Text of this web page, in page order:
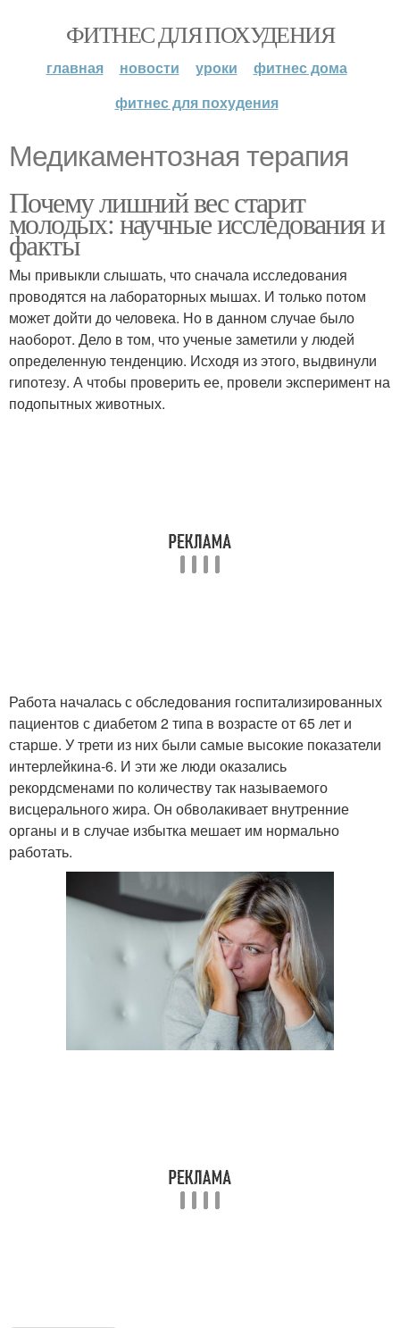
ФИТНЕС ДЛЯ ПОХУДЕНИЯ
главная новости уроки
фитнес дома
фитнес для похудения
Медикаментозная терапия
Почему лишний вес старит
молодых: научные исследования и
факты
Мы привыкли слышать, что сначала исследования
проводятся на лабораторных мышах. И только потом
может дойти до человека. Но в данном случае было
наоборот. Дело в том, что ученые заметили у людей
определенную тенденцию. Исходя из этого, выдвинули
гипотезу. А чтобы проверить ее, провели эксперимент на
подопытных животных.
Работа началась с обследования госпитализированных
пациентов с диабетом 2 типа в возрасте от 65 лет и
старше. У трети из них были самые высокие показатели
интерлейкина-6. И эти же люди оказались
рекордсменами по количеству так называемого
висцерального жира. Он обволакивает внутренние
органы и в случае избытка мешает им нормально
работать.